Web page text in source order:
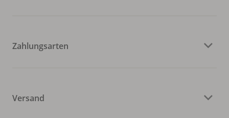
Zahlungsarten
Versand